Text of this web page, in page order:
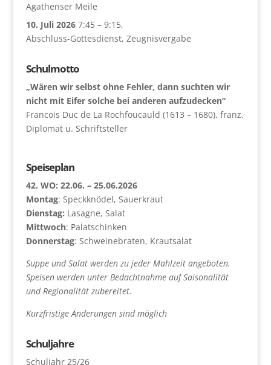
Agathenser Meile
10. Juli 2026 7:45 – 9:15,
Abschluss-Gottesdienst, Zeugnisvergabe
Schulmotto
„Wären wir selbst ohne Fehler, dann suchten wir
nicht mit Eifer solche bei anderen aufzudecken“
Francois Duc de La Rochfoucauld (1613 – 1680), franz.
Diplomat u. Schriftsteller
Speiseplan
42. WO: 22.06. – 25.06.2026
Montag: Speckknödel, Sauerkraut
Dienstag: Lasagne, Salat
Mittwoch: Palatschinken
Donnerstag: Schweinebraten, Krautsalat
Suppe und Salat werden zu jeder Mahlzeit angeboten.
Speisen werden unter Bedachtnahme auf Saisonalität
und Regionalität zubereitet.
Kurzfristige Änderungen sind möglich
Schuljahre
Schuljahr 25/26